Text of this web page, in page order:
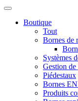
Boutique
Tout
Bornes de
Systèmes
Gestion de
Piédestaux
Bornes
Produits